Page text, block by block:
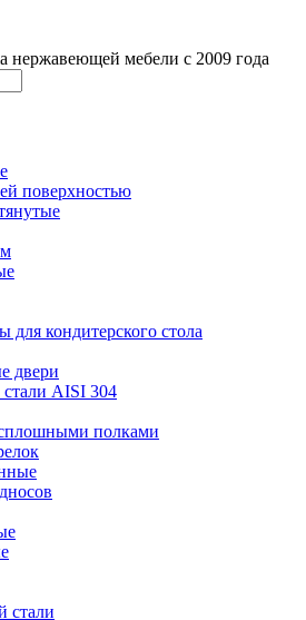
нержавеющей мебели с 2009 года
поверхностью
кондитерского стола
двери
AISI 304
полками
стали